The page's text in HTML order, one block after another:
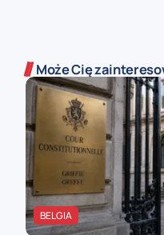
Może Cię
BELGIA